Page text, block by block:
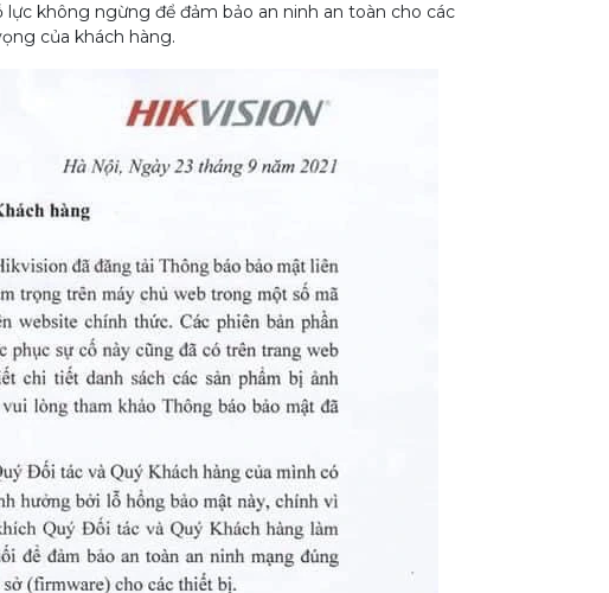
không ngừng để đảm bảo an ninh an toàn cho các
của khách hàng.